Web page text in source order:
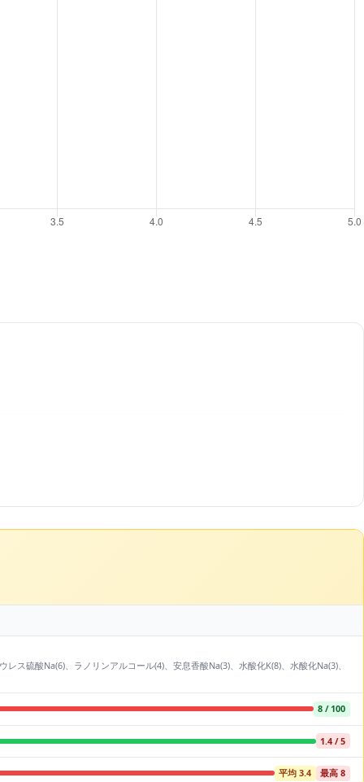
ス硫酸Na(6)、ラノリンアルコール(4)、安息香酸Na(3)、水酸化K(8)、水酸化Na(3)、
8 / 100
1.4 / 5
平均 3.4 最高 8